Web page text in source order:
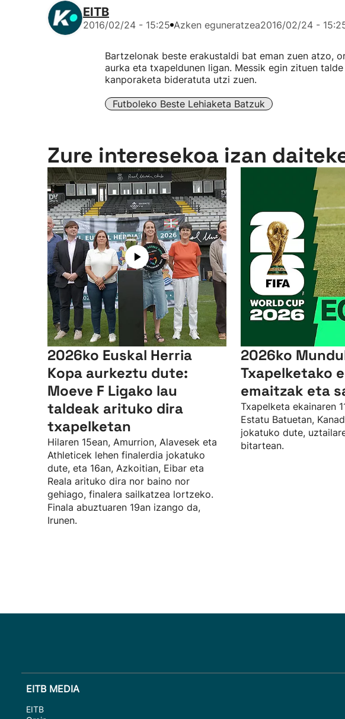
EITB
2016/02/24 - 15:25 Azken eguneratzea2016/02/24 -
Bartzelonak beste erakustaldi bat eman zuen atzo,
aurka eta txapeldunen ligan. Messik egin zituen
kanporaketa bideratuta utzi zuen.
Futboleko Beste Lehiaketa Batzuk
Zure interesekoa izan
2026ko Euskal Herria
Kopa aurkeztu dute:
Moeve F Ligako lau
taldeak arituko dira
txapelketan
Hilaren 15ean, Amurrion, Alavesek eta
Athleticek lehen finalerdia jokatuko
dute, eta 16an, Azkoitian, Eibar eta
Reala arituko dira nor baino nor
gehiago, finalera sailkatzea lortzeko.
Finala abuztuaren 19an izango da,
Irunen.
2026ko
Txapelketako
emaitzak eta
Txapelketa ekainaren
Estatu Batuetan,
jokatuko dute,
bitartean.
EITB MEDIA
EITB